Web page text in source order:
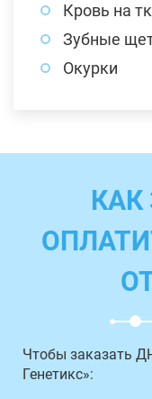
Кровь на
Зубные
Окурки
КАК
Чтобы заказать
Генетикс»: